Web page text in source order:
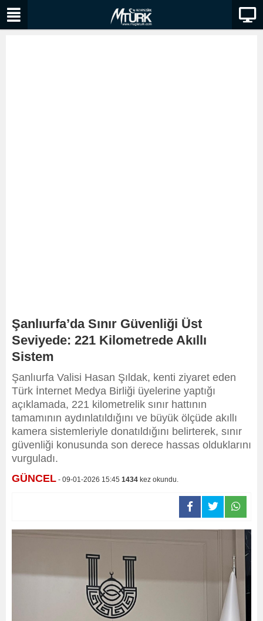
Şanlıurfa’da Sınır Güvenliği Üst
Seviyede: 221 Kilometrede Akıllı
Sistem
Şanlıurfa Valisi Hasan Şıldak, kenti ziyaret eden
Türk İnternet Medya Birliği üyelerine yaptığı
açıklamada, 221 kilometrelik sınır hattının
tamamının aydınlatıldığını ve büyük ölçüde akıllı
kamera sistemleriyle donatıldığını belirterek, sınır
güvenliği konusunda son derece hassas olduklarını
vurguladı.
GÜNCEL - 09-01-2026 15:45 1434 kez okundu.